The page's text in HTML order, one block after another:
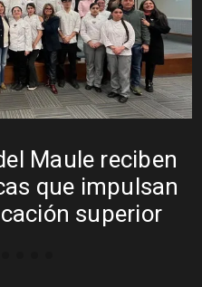
lidera la apuesta
el Paso
a Los